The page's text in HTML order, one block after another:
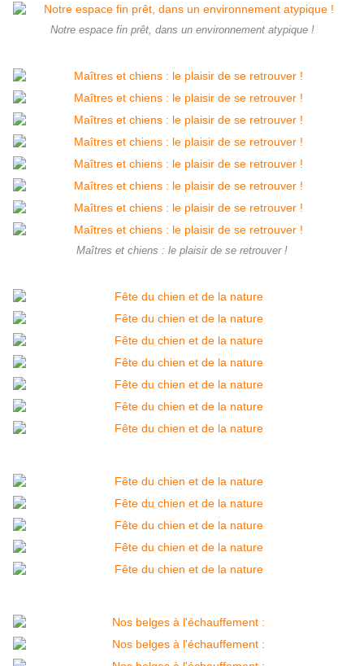
Notre espace fin prêt, dans un environnement atypique !
Maîtres et chiens : le plaisir de se retrouver !